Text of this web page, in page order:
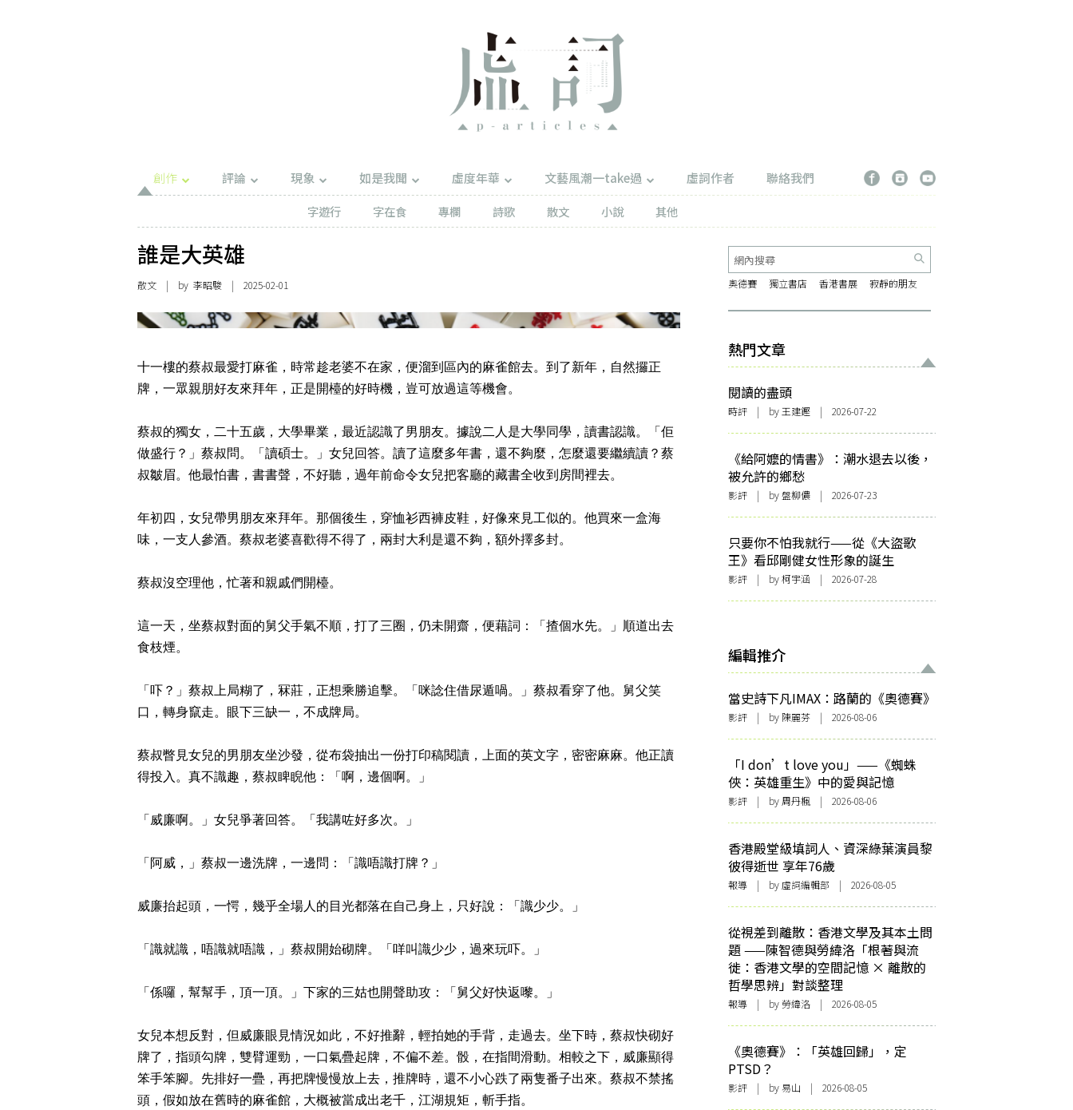
創作 評論 現象 如是我聞 虛度年華 文藝風潮一take過 虛詞作者
聯絡我們
字遊行
字在食 專欄 詩歌 散文 小說 其他
誰是大英雄
散文 | by 李昭駿 | 2025-02-01
十一樓的蔡叔最愛打麻雀，時常趁老婆不在家，便溜到區內的麻雀館去。到了新年，自然攞正
牌，一眾親朋好友來拜年，正是開檯的好時機，豈可放過這等機會。
蔡叔的獨女，二十五歲，大學畢業，最近認識了男朋友。據說二人是大學同學，讀書認識。「佢
做盛行？」蔡叔問。「讀碩士。」女兒回答。讀了這麼多年書，還不夠麼，怎麼還要繼續讀？蔡
叔皺眉。他最怕書，書書聲，不好聽，過年前命令女兒把客廳的藏書全收到房間裡去。
年初四，女兒帶男朋友來拜年。那個後生，穿恤衫西褲皮鞋，好像來見工似的。他買來一盒海
味，一支人參酒。蔡叔老婆喜歡得不得了，兩封大利是還不夠，額外擇多封。
蔡叔沒空理他，忙著和親戚們開檯。
這一天，坐蔡叔對面的舅父手氣不順，打了三圈，仍未開齋，便藉詞：「揸個水先。」順道出去
食枝煙。
「吓？」蔡叔上局糊了，冧莊，正想乘勝追擊。「咪諗住借尿遁喎。」蔡叔看穿了他。舅父笑
口，轉身竄走。眼下三缺一，不成牌局。
蔡叔瞥見女兒的男朋友坐沙發，從布袋抽出一份打印稿閱讀，上面的英文字，密密麻麻。他正讀
得投入。真不識趣，蔡叔睥睨他：「啊，邊個啊。」
「威廉啊。」女兒爭著回答。「我講咗好多次。」
「阿威，」蔡叔一邊洗牌，一邊問：「識唔識打牌？」
威廉抬起頭，一愕，幾乎全場人的目光都落在自己身上，只好說：「識少少。」
「識就識，唔識就唔識，」蔡叔開始砌牌。「咩叫識少少，過來玩吓。」
「係囉，幫幫手，頂一頂。」下家的三姑也開聲助攻：「舅父好快返嚟。」
女兒本想反對，但威廉眼見情況如此，不好推辭，輕拍她的手背，走過去。坐下時，蔡叔快砌好
牌了，指頭勾牌，雙臂運勁，一口氣疊起牌，不偏不差。骰，在指間滑動。相較之下，威廉顯得
笨手笨腳。先排好一疊，再把牌慢慢放上去，推牌時，還不小心跌了兩隻番子出來。蔡叔不禁搖
頭，假如放在舊時的麻雀館，大概被當成出老千，江湖規矩，斬手指。
奧德賽 獨立書店 香港書展 寂靜的朋友
熱門文章
閱讀的盡頭
時評 | by 王建鏗 | 2026-07-22
《給阿嬤的情書》：潮水退去以後，
被允許的鄉愁
影評 | by 盤柳儂 | 2026-07-23
只要你不怕我就行——從《大盜歌
王》看邱剛健女性形象的誕生
影評 | by 柯宇涵 | 2026-07-28
編輯推介
當史詩下凡IMAX：路蘭的《奧德賽》
影評 | by 陳麗芬 | 2026-08-06
「I don’t love you」——《蜘蛛
俠：英雄重生》中的愛與記憶
影評 | by 周丹楓 | 2026-08-06
香港殿堂級填詞人、資深綠葉演員黎
彼得逝世 享年76歲
報導 | by 虛詞編輯部 | 2026-08-05
從視差到離散：香港文學及其本土問
題 ——陳智德與勞緯洛「根著與流
徙：香港文學的空間記憶 × 離散的
哲學思辨」對談整理
報導 | by 勞緯洛 | 2026-08-05
《奧德賽》：「英雄回歸」，定
PTSD？
影評 | by 易山 | 2026-08-05